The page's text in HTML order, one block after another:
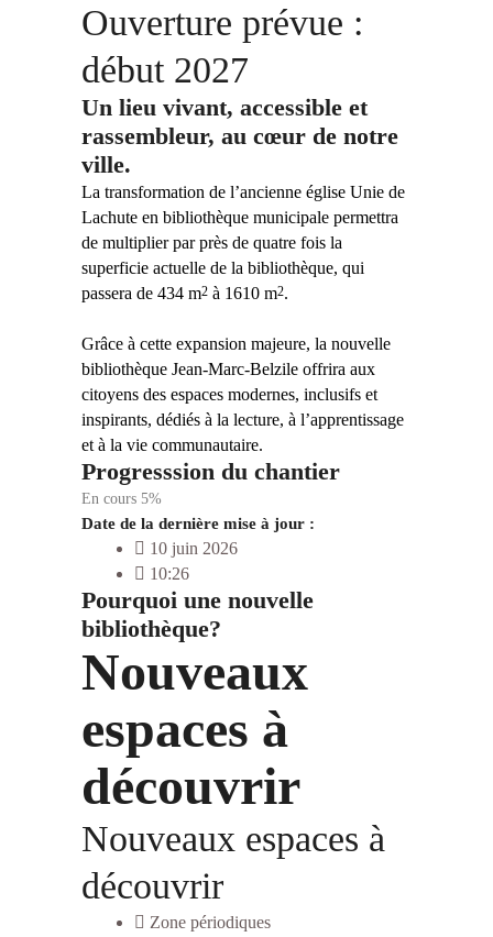
Ouverture prévue :
début 2027
Un lieu vivant, accessible et
rassembleur, au cœur de notre
ville.
La transformation de l’ancienne église Unie de
Lachute en bibliothèque municipale permettra
de multiplier par près de quatre fois la
superficie actuelle de la bibliothèque, qui
passera de 434 m2 à 1610 m2.
Grâce à cette expansion majeure, la nouvelle
bibliothèque Jean-Marc-Belzile offrira aux
citoyens des espaces modernes, inclusifs et
inspirants, dédiés à la lecture, à l’apprentissage
et à la vie communautaire.
Progresssion du chantier
En cours 5%
Date de la dernière mise à jour :
10 juin 2026
10:26
Pourquoi une nouvelle
bibliothèque?
Nouveaux
espaces à
découvrir
Nouveaux espaces à
découvrir
Zone périodiques